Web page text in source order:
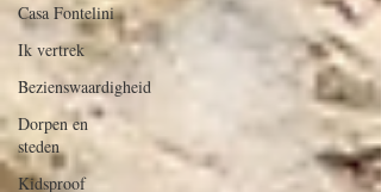
Casa Fontelini
Ik vertrek
Bezienswaardigheid
Dorpen en
steden
Kidsproof